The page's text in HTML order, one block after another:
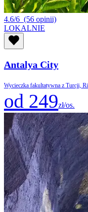
4.6/6 (56 opinii)
LOKALNIE
Antalya City
Wycieczka fakultatywna z Turcji,
od 249zł/os.